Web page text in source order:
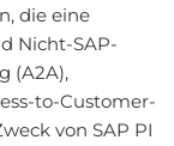
die eine
Nicht-SAP-
(A2A),
to-Customer-
von SAP PI